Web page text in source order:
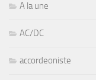
A la une
AC/DC
accordeoniste